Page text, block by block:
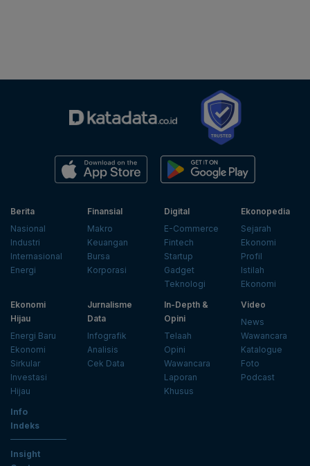
Berita
Nasional
Industri
Internasional
Energi
Finansial
Makro
Keuangan
Bursa
Korporasi
Digital
E-Commerce
Fintech
Startup
Gadget
Teknologi
Ekonopedia
Sejarah
Ekonomi
Profil
Istilah
Ekonomi
Ekonomi
Hijau
Energi Baru
Ekonomi
Sirkular
Investasi
Hijau
Jurnalisme
Data
Infografik
Analisis
Cek Data
In-Depth &
Opini
Telaah
Opini
Wawancara
Laporan
Khusus
Video
News
Wawancara
Katalogue
Foto
Podcast
Info
Indeks
Insight